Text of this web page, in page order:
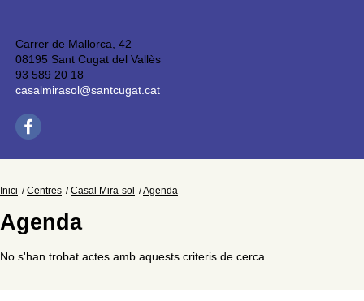
Carrer de Mallorca, 42
08195 Sant Cugat del Vallès
93 589 20 18
casalmirasol@santcugat.cat
Inici Centres Casal Mira-sol Agenda
Agenda
No s'han trobat actes amb aquests criteris de cerca